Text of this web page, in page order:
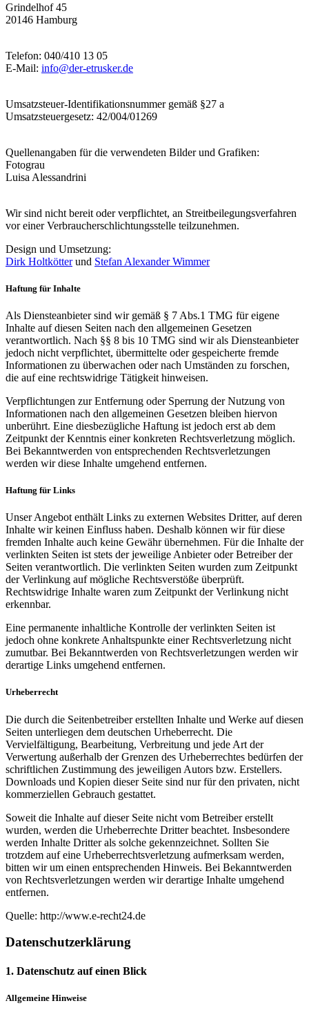
Grindelhof 45
20146 Hamburg
Telefon: 040/410 13 05
E-Mail: info@der-etrusker.de
Umsatzsteuer-Identifikationsnummer gemäß §27 a
Umsatzsteuergesetz: 42/004/01269
Quellenangaben für die verwendeten Bilder und Grafiken:
Fotograu
Luisa Alessandrini
Wir sind nicht bereit oder verpflichtet, an Streitbeilegungsverfahren
vor einer Verbraucherschlichtungsstelle teilzunehmen.
Design und Umsetzung:
Dirk Holtkötterund Stefan Alexander Wimmer
Haftung für Inhalte
Als Diensteanbieter sind wir gemäß § 7 Abs.1 TMG für eigene
Inhalte auf diesen Seiten nach den allgemeinen Gesetzen
verantwortlich. Nach §§ 8 bis 10 TMG sind wir als Diensteanbieter
jedoch nicht verpflichtet, übermittelte oder gespeicherte fremde
Informationen zu überwachen oder nach Umständen zu forschen,
die auf eine rechtswidrige Tätigkeit hinweisen.
Verpflichtungen zur Entfernung oder Sperrung der Nutzung von
Informationen nach den allgemeinen Gesetzen bleiben hiervon
unberührt. Eine diesbezügliche Haftung ist jedoch erst ab dem
Zeitpunkt der Kenntnis einer konkreten Rechtsverletzung möglich.
Bei Bekanntwerden von entsprechenden Rechtsverletzungen
werden wir diese Inhalte umgehend entfernen.
Haftung für Links
Unser Angebot enthält Links zu externen Websites Dritter, auf deren
Inhalte wir keinen Einfluss haben. Deshalb können wir für diese
fremden Inhalte auch keine Gewähr übernehmen. Für die Inhalte der
verlinkten Seiten ist stets der jeweilige Anbieter oder Betreiber der
Seiten verantwortlich. Die verlinkten Seiten wurden zum Zeitpunkt
der Verlinkung auf mögliche Rechtsverstöße überprüft.
Rechtswidrige Inhalte waren zum Zeitpunkt der Verlinkung nicht
erkennbar.
Eine permanente inhaltliche Kontrolle der verlinkten Seiten ist
jedoch ohne konkrete Anhaltspunkte einer Rechtsverletzung nicht
zumutbar. Bei Bekanntwerden von Rechtsverletzungen werden wir
derartige Links umgehend entfernen.
Urheberrecht
Die durch die Seitenbetreiber erstellten Inhalte und Werke auf diesen
Seiten unterliegen dem deutschen Urheberrecht. Die
Vervielfältigung, Bearbeitung, Verbreitung und jede Art der
Verwertung außerhalb der Grenzen des Urheberrechtes bedürfen der
schriftlichen Zustimmung des jeweiligen Autors bzw. Erstellers.
Downloads und Kopien dieser Seite sind nur für den privaten, nicht
kommerziellen Gebrauch gestattet.
Soweit die Inhalte auf dieser Seite nicht vom Betreiber erstellt
wurden, werden die Urheberrechte Dritter beachtet. Insbesondere
werden Inhalte Dritter als solche gekennzeichnet. Sollten Sie
trotzdem auf eine Urheberrechtsverletzung aufmerksam werden,
bitten wir um einen entsprechenden Hinweis. Bei Bekanntwerden
von Rechtsverletzungen werden wir derartige Inhalte umgehend
entfernen.
Quelle: http://www.e-recht24.de
Datenschutzerklärung
1. Datenschutz auf einen Blick
Allgemeine Hinweise